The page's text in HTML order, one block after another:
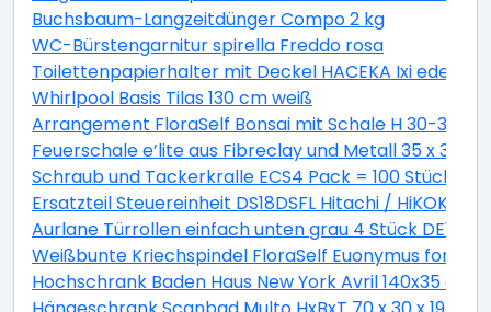
Buchsbaum-Langzeitdünger Compo 2 kg
WC-Bürstengarnitur spirella Freddo rosa
Toilettenpapierhalter mit Deckel HACEKA Ixi
Whirlpool Basis Tilas 130 cm weiß
Arrangement FloraSelf Bonsai mit Schale H 30-38
Feuerschale e’lite aus Fibreclay und Metall 35 x 35 x
Schraub und Tackerkralle ECS4 Pack = 100 Stück
Ersatzteil Steuereinheit DS18DSFL Hitachi / HiKOKI
Aurlane Türrollen einfach unten grau 4 Stück DE142
Weißbunte Kriechspindel FloraSelf Euonymus
Hochschrank Baden Haus New York Avril 140x35 cm